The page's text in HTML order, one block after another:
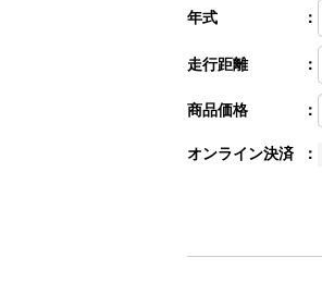
年式 ：
走行距離 ：
商品価格 ：
オンライン決済 ：